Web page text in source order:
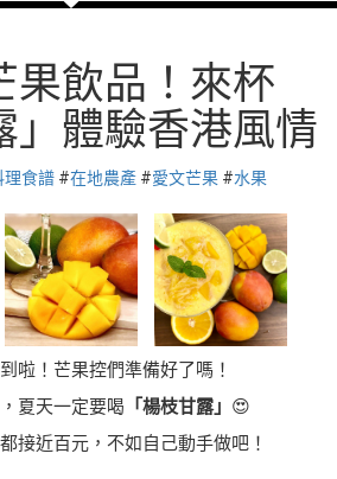
果飲品！來杯
」體驗香港風情
理食譜 #在地農產 #愛文芒果 #水果
啦！芒果控們準備好了嗎！
夏天一定要喝 「楊枝甘露」 😍
接近百元，不如自己動手做吧！